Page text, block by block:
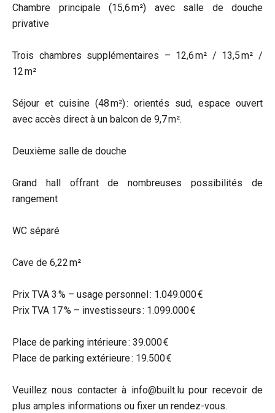
Chambre principale (15,6 m²) avec salle de douche
privative
Trois chambres supplémentaires – 12,6 m² / 13,5 m² /
12 m²
Séjour et cuisine (48 m²) : orientés sud, espace ouvert
avec accès direct à un balcon de 9,7 m².
Deuxième salle de douche
Grand hall offrant de nombreuses possibilités de
rangement
WC séparé
Cave de 6,22 m²
Prix TVA 3 % – usage personnel : 1.049.000 €
Prix TVA 17 % – investisseurs : 1.099.000 €
Place de parking intérieure : 39.000 €
Place de parking extérieure : 19.500 €
Veuillez nous contacter à info@built.lu pour recevoir de
plus amples informations ou fixer un rendez-vous.